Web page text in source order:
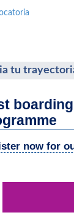
tu
now for